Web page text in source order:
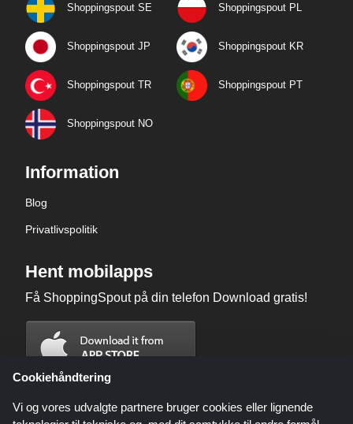
Shoppingspout SE Shoppingspout PL
Shoppingspout JP Shoppingspout KR
Shoppingspout TR Shoppingspout PT
Shoppingspout NO
Information
Blog
Privatlivspolitik
Hent mobilapps
Få ShoppingSpout på din telefon Download gratis!
Cookiehåndtering
Vi og vores udvalgte partnere bruger cookies eller lignende